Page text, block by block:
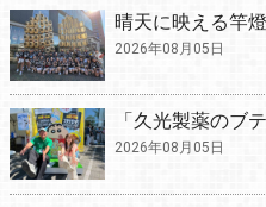
晴天に映える竿
2026年08月05日
「久光製薬のブ
2026年08月05日